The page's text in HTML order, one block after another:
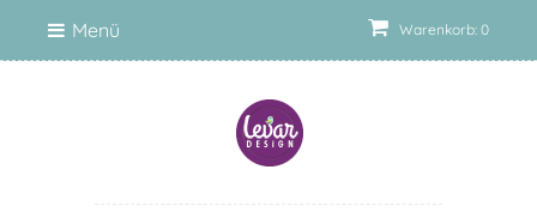
Warenkorb: 0
Menü